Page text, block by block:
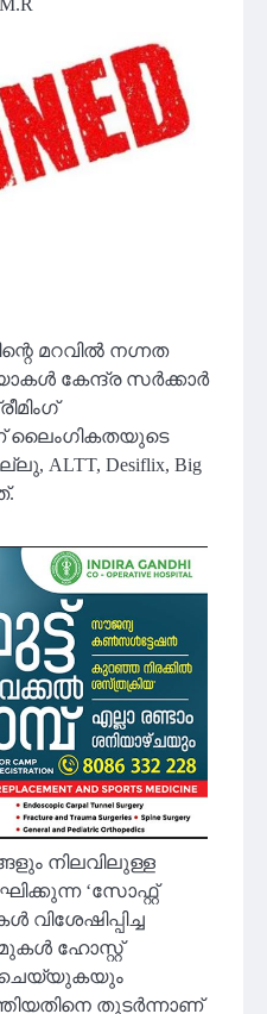
മറവിൽ നഗ്നത
കേന്ദ്ര സർക്കാർ
ലൈംഗികതയുടെ
ALTT, Desiflix, Big
നിലവിലുള്ള
‘സോഫ്റ്റ്
ഹോസ്റ്റ്
ചെയ്യുകയും
തുടർന്നാണ്